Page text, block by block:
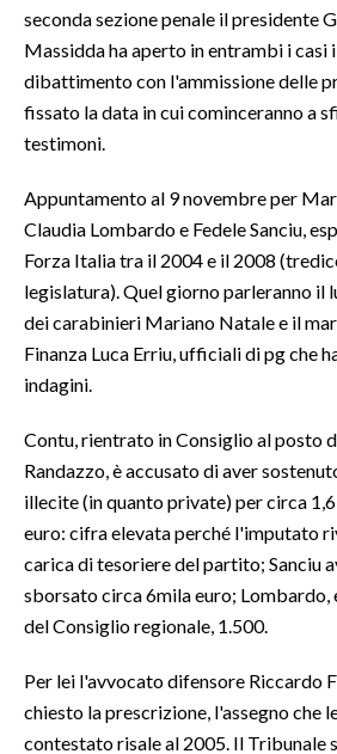
SARDEGNA TURISMO
NOTIZIE
#CARAUNIONE
3 MINUTI CON
INSULARITÀ
ABBONATI
ANNUNCI
NECROLOGI
SPIAGGE
STORE
seconda sezione penale il presidente
Massidda ha aperto in entrambi i casi
dibattimento con l'ammissione delle
fissato la data in cui cominceranno a
testimoni.
Appuntamento al 9 novembre per
Claudia Lombardo e Fedele Sanciu,
Forza Italia tra il 2004 e il 2008
legislatura). Quel giorno parleranno il
dei carabinieri Mariano Natale e il
Finanza Luca Erriu, ufficiali di pg che
indagini.
Contu, rientrato in Consiglio al posto
Randazzo, è accusato di aver
illecite (in quanto private) per circa
euro: cifra elevata perché l'imputato
carica di tesoriere del partito; Sanciu
sborsato circa 6mila euro; Lombardo,
del Consiglio regionale, 1.500.
Per lei l'avvocato difensore Riccardo
chiesto la prescrizione, l'assegno che
contestato risale al 2005. Il Tribunale